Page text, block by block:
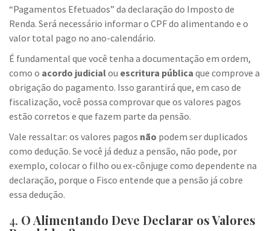
“Pagamentos Efetuados” da declaração do Imposto de
Renda. Será necessário informar o CPF do alimentando e o
valor total pago no ano-calendário.
É fundamental que você tenha a documentação em ordem,
como o acordo judicialou escritura pública que comprove a
obrigação do pagamento. Isso garantirá que, em caso de
fiscalização, você possa comprovar que os valores pagos
estão corretos e que fazem parte da pensão.
Vale ressaltar: os valores pagos não podem ser duplicados
como dedução. Se você já deduz a pensão, não pode, por
exemplo, colocar o filho ou ex-cônjuge como dependente na
declaração, porque o Fisco entende que a pensão já cobre
essa dedução.
4. O Alimentando Deve Declarar os Valores